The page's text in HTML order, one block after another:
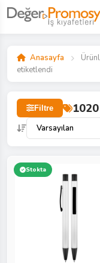
Anasayfa
etiketlendi
Filtre
Stokta